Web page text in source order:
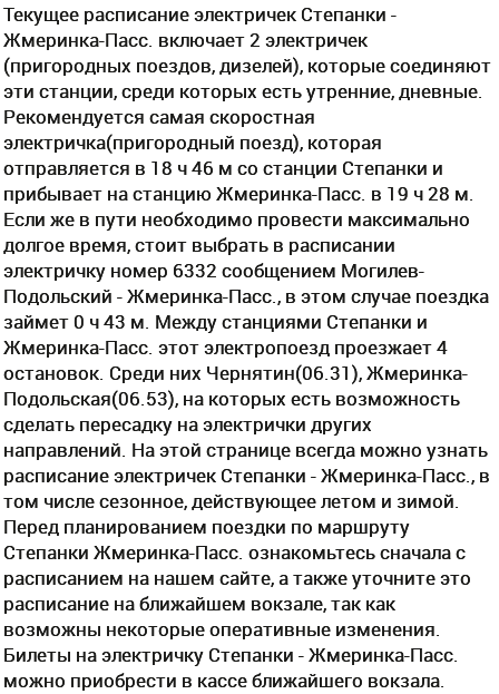
Текущее расписание электричек Степанки -
Жмеринка-Пасс. включает 2 электричек
(пригородных поездов, дизелей), которые соединяют
эти станции, среди которых есть утренние, дневные.
Рекомендуется самая скоростная
электричка(пригородный поезд), которая
отправляется в 18 ч 46 м со станции Степанки и
прибывает на станцию Жмеринка-Пасс. в 19 ч 28 м.
Если же в пути необходимо провести максимально
долгое время, стоит выбрать в расписании
электричку номер 6332 сообщением Могилев-
Подольский - Жмеринка-Пасс., в этом случае поездка
займет 0 ч 43 м. Между станциями Степанки и
Жмеринка-Пасс. этот электропоезд проезжает 4
остановок. Среди них Чернятин(06.31), Жмеринка-
Подольская(06.53), на которых есть возможность
сделать пересадку на электрички других
направлений. На этой странице всегда можно узнать
расписание электричек Степанки - Жмеринка-Пасс., в
том числе сезонное, действующее летом и зимой.
Перед планированием поездки по маршруту
Степанки Жмеринка-Пасс. ознакомьтесь сначала с
расписанием на нашем сайте, а также уточните это
расписание на ближайшем вокзале, так как
возможны некоторые оперативные изменения.
Билеты на электричку Степанки - Жмеринка-Пасс.
можно приобрести в кассе ближайшего вокзала.